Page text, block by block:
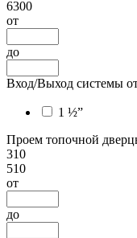
6300
от
до
Вход/Выход системы
1 ½”
Проем топочной
310
510
от
до